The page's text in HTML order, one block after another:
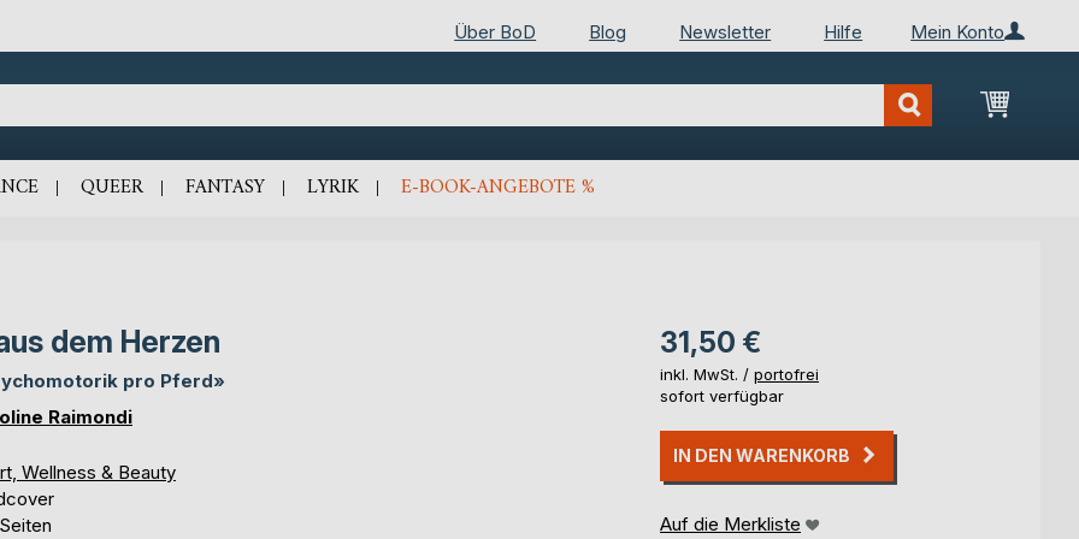
Mein Konto
Über BoD Blog Newsletter Hilfe
Mein
QUEER FANTASY LYRIK E-BOOK-ANGEBOTE %
dem Herzen
pro Pferd»
Raimondi
Wellness & Beauty
31,50 €
inkl. MwSt. / portofrei
sofort verfügbar
IN DEN WARENKORB
Auf die Merkliste